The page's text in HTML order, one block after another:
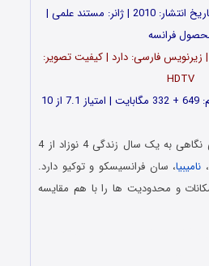
نام: کودکان – Babies | تاریخ انتشار: 2010 | ژانر: مستند علمی |
فرانسه
فیلم: 79 دقیقه | زیرنویس فارسی: دارد | کیفیت تصویر:
HDTV
این مستند زیبا و احساسی نگاهی به یک سال زندگی 4 نوزاد از 4
نامیبیا، سان فرانسیسکو و توکیو دارد.
و محدودیت ها را با هم مقایسه